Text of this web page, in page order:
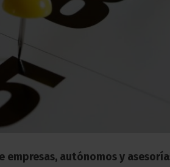
autónomos y